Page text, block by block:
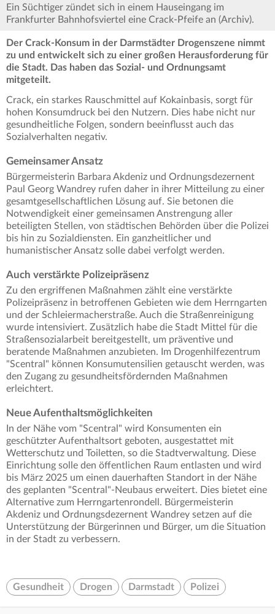
Ein Süchtiger zündet sich in einem Hauseingang im
Frankfurter Bahnhofsviertel eine Crack-Pfeife an (Archiv).
Der Crack-Konsum in der Darmstädter Drogenszene nimmt
zu und entwickelt sich zu einer großen Herausforderung für
die Stadt. Das haben das Sozial- und Ordnungsamt
mitgeteilt.
Crack, ein starkes Rauschmittel auf Kokainbasis, sorgt für
hohen Konsumdruck bei den Nutzern. Dies habe nicht nur
gesundheitliche Folgen, sondern beeinflusst auch das
Sozialverhalten negativ.
Gemeinsamer Ansatz
Bürgermeisterin Barbara Akdeniz und Ordnungsdezernent
Paul Georg Wandrey rufen daher in ihrer Mitteilung zu einer
gesamtgesellschaftlichen Lösung auf. Sie betonen die
Notwendigkeit einer gemeinsamen Anstrengung aller
beteiligten Stellen, von städtischen Behörden über die Polizei
bis hin zu Sozialdiensten. Ein ganzheitlicher und
humanistischer Ansatz solle dabei verfolgt werden.
Auch verstärkte Polizeipräsenz
Zu den ergriffenen Maßnahmen zählt eine verstärkte
Polizeipräsenz in betroffenen Gebieten wie dem Herrngarten
und der Schleiermacherstraße. Auch die Straßenreinigung
wurde intensiviert. Zusätzlich habe die Stadt Mittel für die
Straßensozialarbeit bereitgestellt, um präventive und
beratende Maßnahmen anzubieten. Im Drogenhilfezentrum
"Scentral" können Konsumutensilien getauscht werden, was
den Zugang zu gesundheitsfördernden Maßnahmen
erleichtert.
Neue Aufenthaltsmöglichkeiten
In der Nähe vom "Scentral" wird Konsumenten ein
geschützter Aufenthaltsort geboten, ausgestattet mit
Wetterschutz und Toiletten, so die Stadtverwaltung. Diese
Einrichtung solle den öffentlichen Raum entlasten und wird
bis März 2025 um einen dauerhaften Standort in der Nähe
des geplanten "Scentral"-Neubaus erweitert. Dies bietet eine
Alternative zum Herrngartenrondell. Bürgermeisterin
Akdeniz und Ordnungsdezernent Wandrey setzen auf die
Unterstützung der Bürgerinnen und Bürger, um die Situation
in der Stadt zu verbessern.
Gesundheit Drogen Darmstadt Polizei